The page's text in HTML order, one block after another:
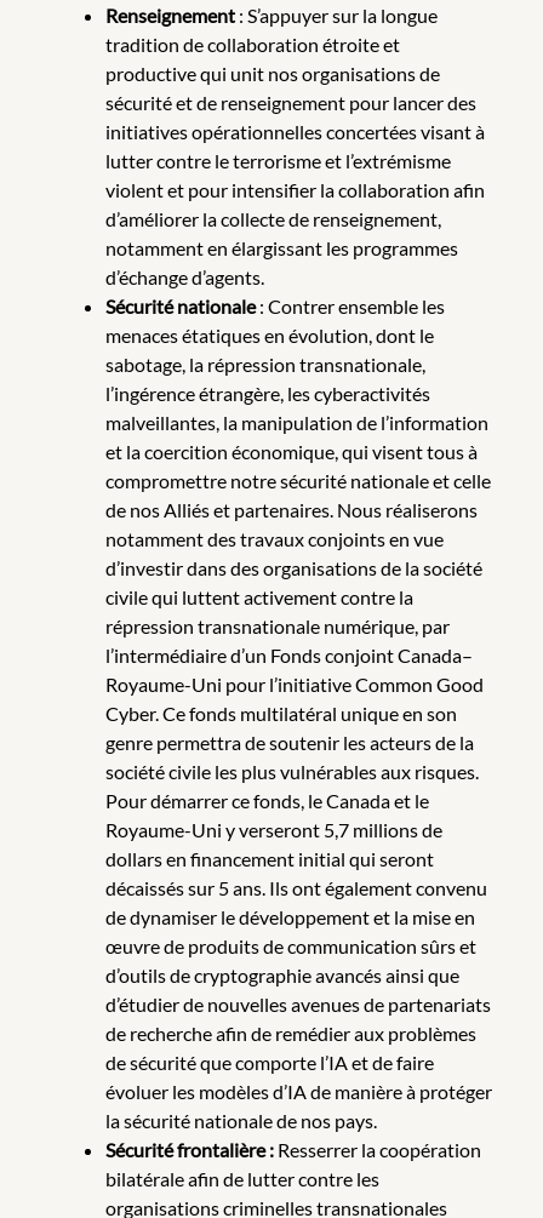
Renseignement : S’appuyer sur la longue
tradition de collaboration étroite et
productive qui unit nos organisations de
sécurité et de renseignement pour lancer des
initiatives opérationnelles concertées visant à
lutter contre le terrorisme et l’extrémisme
violent et pour intensifier la collaboration afin
d’améliorer la collecte de renseignement,
notamment en élargissant les programmes
d’échange d’agents.
Sécurité nationale: Contrer ensemble les
menaces étatiques en évolution, dont le
sabotage, la répression transnationale,
l’ingérence étrangère, les cyberactivités
malveillantes, la manipulation de l’information
et la coercition économique, qui visent tous à
compromettre notre sécurité nationale et celle
de nos Alliés et partenaires. Nous réaliserons
notamment des travaux conjoints en vue
d’investir dans des organisations de la société
civile qui luttent activement contre la
répression transnationale numérique, par
l’intermédiaire d’un Fonds conjoint Canada–
Royaume-Uni pour l’initiative Common Good
Cyber. Ce fonds multilatéral unique en son
genre permettra de soutenir les acteurs de la
société civile les plus vulnérables aux risques.
Pour démarrer ce fonds, le Canada et le
Royaume-Uni y verseront 5,7 millions de
dollars en financement initial qui seront
décaissés sur 5 ans. Ils ont également convenu
de dynamiser le développement et la mise en
œuvre de produits de communication sûrs et
d’outils de cryptographie avancés ainsi que
d’étudier de nouvelles avenues de partenariats
de recherche afin de remédier aux problèmes
de sécurité que comporte l’IA et de faire
évoluer les modèles d’IA de manière à protéger
la sécurité nationale de nos pays.
Sécurité frontalière : Resserrer la coopération
bilatérale afin de lutter contre les
organisations criminelles transnationales